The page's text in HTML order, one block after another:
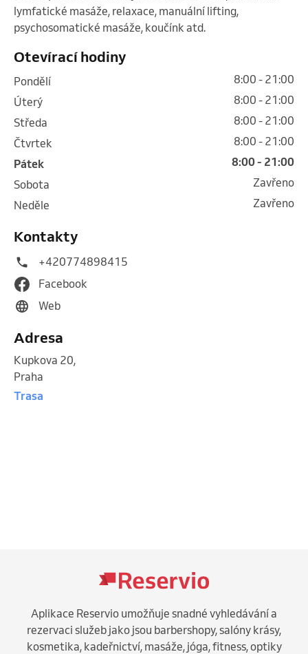
lymfatické masáže, relaxace, manuální lifting,
psychosomatické masáže, koučínk atd.
Otevírací hodiny
pondělí
8:00 - 21:00
úterý
8:00 - 21:00
středa
8:00 - 21:00
čtvrtek
8:00 - 21:00
pátek
8:00 - 21:00
sobota
Zavřeno
neděle
Zavřeno
Kontakty
+420774898415
Facebook
Web
Adresa
Kupkova 20,
Praha
Trasa
Aplikace Reservio umožňuje snadné vyhledávání a
rezervaci služeb jako jsou barbershopy, salóny krásy,
kosmetika, kadeřnictví, masáže, jóga, fitness, optiky